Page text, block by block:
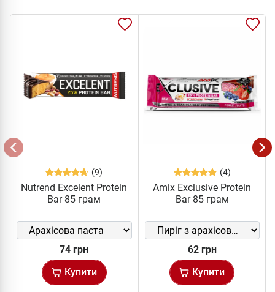
(9)
Nutrend Excelent Protein
Bar 85 грам
74 грн
Купити
(4)
Amix Exclusive Protein
Bar 85 грам
62 грн
Купити